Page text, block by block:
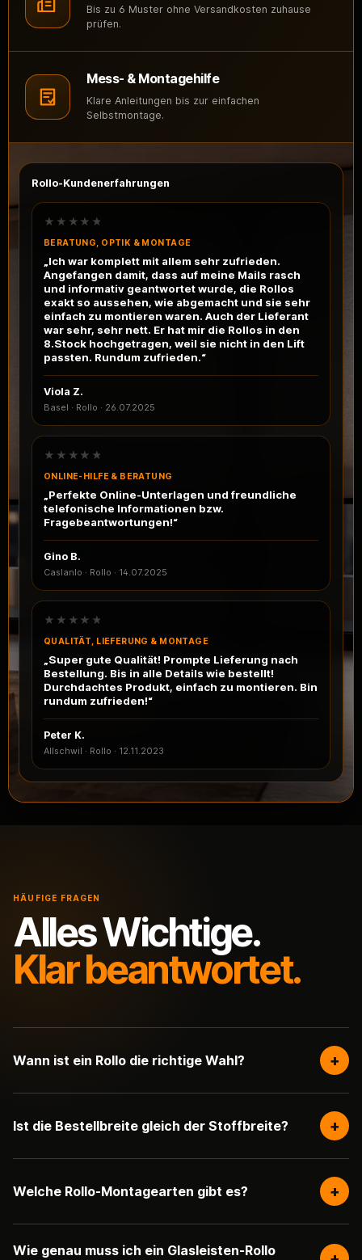
Bis zu 6 Muster ohne Versandkosten zuhause
prüfen.
Mess- & Montagehilfe
Klare Anleitungen bis zur einfachen
Selbstmontage.
Rollo-Kundenerfahrungen
★★★★★
BERATUNG, OPTIK & MONTAGE
„Ich war komplett mit allem sehr zufrieden.
Angefangen damit, dass auf meine Mails rasch
und informativ geantwortet wurde, die Rollos
exakt so aussehen, wie abgemacht und sie sehr
einfach zu montieren waren. Auch der Lieferant
war sehr, sehr nett. Er hat mir die Rollos in den
8.Stock hochgetragen, weil sie nicht in den Lift
passten. Rundum zufrieden.“
Viola Z.
Basel · Rollo · 26.07.2025
★★★★★
ONLINE-HILFE & BERATUNG
„Perfekte Online-Unterlagen und freundliche
telefonische Informationen bzw.
Fragebeantwortungen!“
Gino B.
Caslanlo · Rollo · 14.07.2025
★★★★★
QUALITÄT, LIEFERUNG & MONTAGE
„Super gute Qualität! Prompte Lieferung nach
Bestellung. Bis in alle Details wie bestellt!
Durchdachtes Produkt, einfach zu montieren. Bin
rundum zufrieden!“
Peter K.
Allschwil · Rollo · 12.11.2023
HÄUFIGE FRAGEN
Alles Wichtige.
Klar beantwortet.
Wann ist ein Rollo die richtige Wahl? +
Ist die Bestellbreite gleich der Stoffbreite? +
Welche Rollo-Montagearten gibt es? +
Wie genau muss ich ein Glasleisten-Rollo